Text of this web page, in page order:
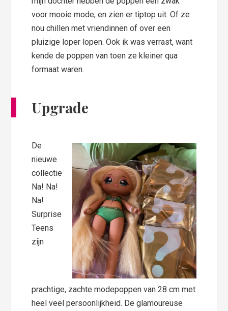
voor mooie mode, en zien er tiptop uit. Of ze
nou chillen met vriendinnen of over een
pluizige loper lopen. Ook ik was verrast, want
kende de poppen van toen ze kleiner qua
formaat waren.
Upgrade
De
nieuwe
collectie
Na! Na!
Na!
Surprise
Teens
zijn
prachtige, zachte modepoppen van 28 cm met
heel veel persoonlijkheid. De glamoureuse